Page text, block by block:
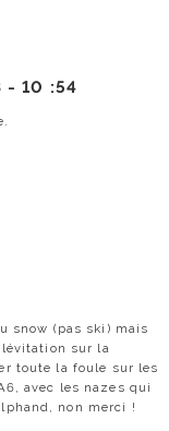
-10 :54
snow (pas ski) mais
sur la
toute la foule sur les
avec les nazes qui
non merci !